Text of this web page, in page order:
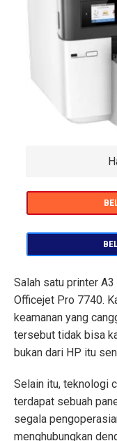
Salah satu printer
Officejet Pro 7740.
keamanan yang
tersebut tidak bisa
bukan dari HP itu
Selain itu, teknologi
terdapat sebuah
segala
menghubungkan